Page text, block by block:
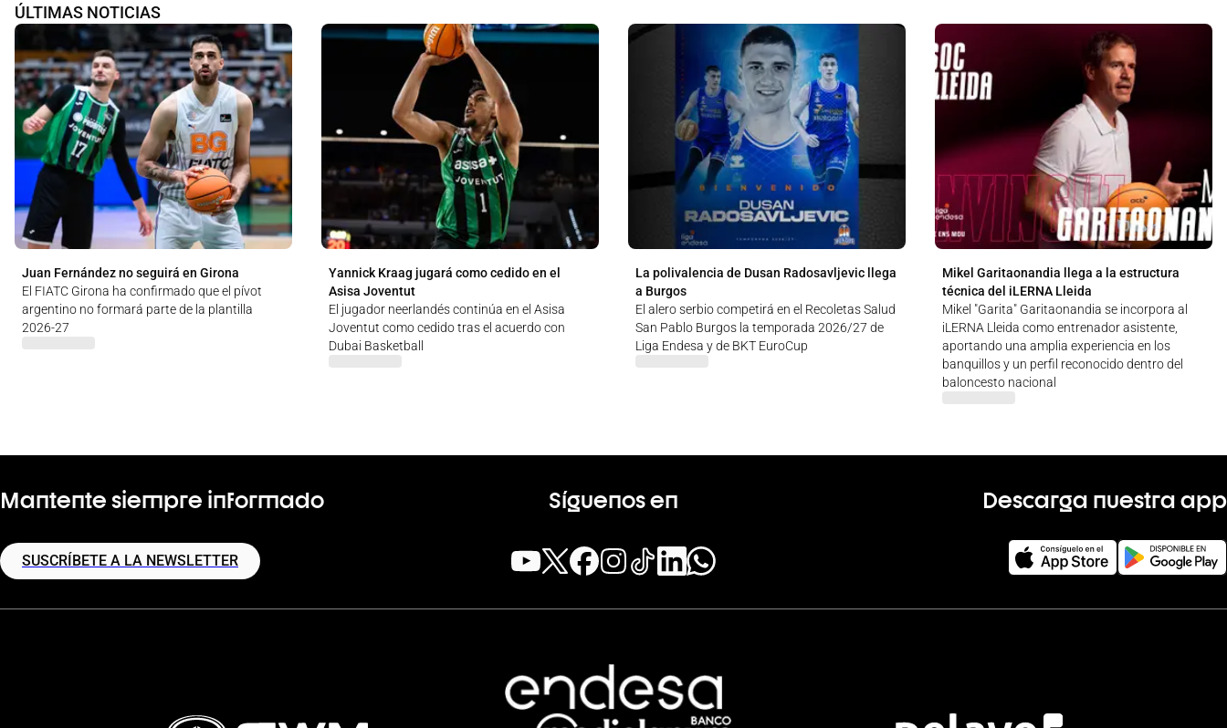
ÚLTIMAS NOTICIAS
Juan Fernández no seguirá en Girona
El FIATC Girona ha confirmado que el pívot
argentino no formará parte de la plantilla
2026-27
Yannick Kraag jugará como cedido en el
Asisa Joventut
El jugador neerlandés continúa en el Asisa
Joventut como cedido tras el acuerdo con
Dubai Basketball
La polivalencia de Dusan Radosavljevic llega
a Burgos
El alero serbio competirá en el Recoletas Salud
San Pablo Burgos la temporada 2026/27 de
Liga Endesa y de BKT EuroCup
Mikel Garitaonandia llega a la estructura
técnica del iLERNA Lleida
Mikel "Garita" Garitaonandia se incorpora al
iLERNA Lleida como entrenador asistente,
aportando una amplia experiencia en los
banquillos y un perfil reconocido dentro del
baloncesto nacional
Mantente siempre informado
SUSCRÍBETE A LA NEWSLETTER
Síguenos en Descarga nuestra app